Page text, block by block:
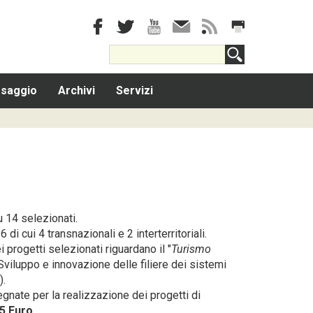
Archivi Servizi
14 selezionati.
di cui 4 transnazionali e 2 interterritoriali.
progetti selezionati riguardano il "Turismo
e innovazione delle filiere dei sistemi
per la realizzazione dei progetti di